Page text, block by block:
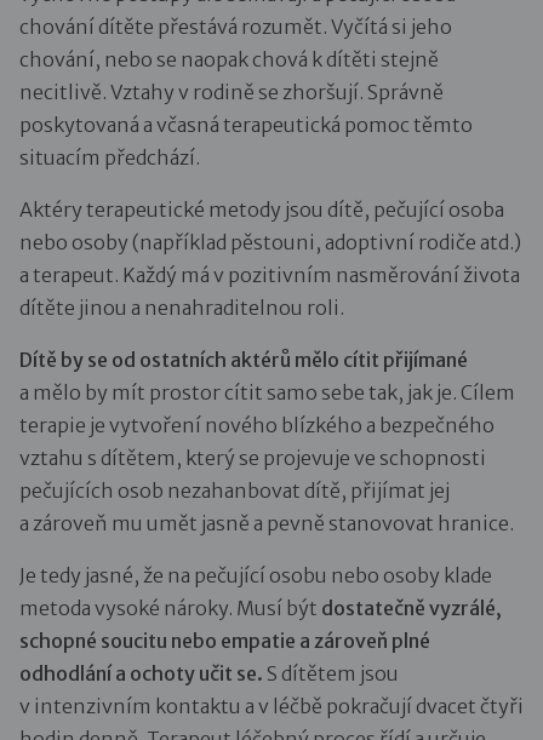
chování dítěte přestává rozumět. Vyčítá si jeho
chování, nebo se naopak chová k dítěti stejně
necitlivě. Vztahy v rodině se zhoršují. Správně
poskytovaná a včasná terapeutická pomoc těmto
situacím předchází.
Aktéry terapeutické metody jsou dítě, pečující osoba
nebo osoby (například pěstouni, adoptivní rodiče atd.)
a terapeut. Každý má v pozitivním nasměrování života
dítěte jinou a nenahraditelnou roli.
Dítě by se od ostatních aktérů mělo cítit přijímané
a mělo by mít prostor cítit samo sebe tak, jak je. Cílem
terapie je vytvoření nového blízkého a bezpečného
vztahu s dítětem, který se projevuje ve schopnosti
pečujících osob nezahanbovat dítě, přijímat jej
a zároveň mu umět jasně a pevně stanovovat hranice.
Je tedy jasné, že na pečující osobu nebo osoby klade
metoda vysoké nároky. Musí být dostatečně vyzrálé,
schopné soucitu nebo empatie a zároveň plné
odhodlání a ochoty učit se. S dítětem jsou
v intenzivním kontaktu a v léčbě pokračují dvacet čtyři